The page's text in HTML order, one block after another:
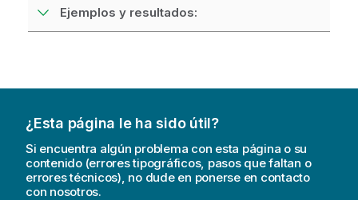
Ejemplos y resultados:
¿Esta página le ha sido útil?
Si encuentra algún problema con esta página o su
contenido (errores tipográficos, pasos que faltan o
errores técnicos), no dude en ponerse en contacto
con nosotros.